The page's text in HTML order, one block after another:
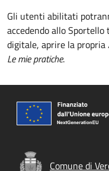
Gli utenti abilitati
accedendo allo
digitale, aprire la propria
Le mie pratiche.
Comune di